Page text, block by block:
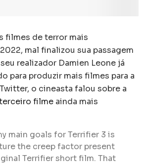
filmes de terror mais
mal finalizou sua passagem
realizador Damien Leone já
para produzir mais filmes para a
o cineasta falou sobre a
filme ainda mais
main goals for Terrifier 3 is
the creep factor present
Terrifier short film. That